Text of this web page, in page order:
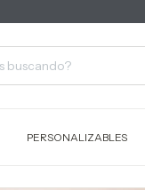
PERSONALIZABLES